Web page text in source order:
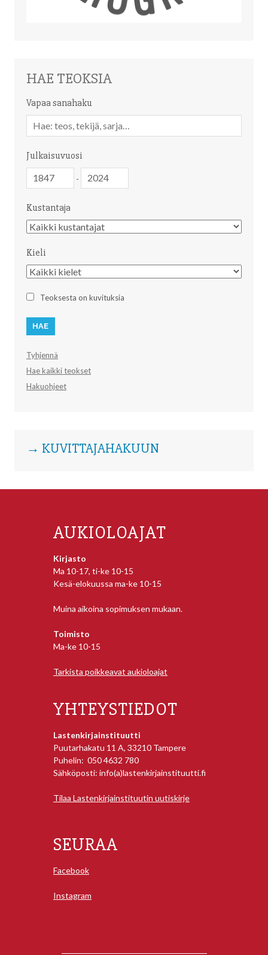
HAE TEOKSIA
Vapaa sanahaku
sanahaku
Julkaisuvuosi
-
Kustantaja
Kustantaja
Kieli
Kieli
Teoksesta on kuvituksia
Tyhjennä
Hae kaikki teokset
Hakuohjeet
→ KUVITTAJAHAKUUN
AUKIOLOAJAT
Kirjasto
Ma 10-17, ti-ke 10-15
Kesä-elokuussa ma-ke 10-15
Muina aikoina sopimuksen mukaan.
Toimisto
Ma-ke 10-15
Tarkista poikkeavat aukioloajat
YHTEYSTIEDOT
Lastenkirjainstituutti
Puutarhakatu 11 A, 33210 Tampere
Puhelin: 050 4632 780
Sähköposti: info(a)lastenkirjainstituutti.fi
Tilaa Lastenkirjainstituutin uutiskirje
SEURAA
Facebook
Instagram